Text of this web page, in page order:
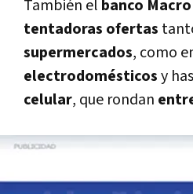
También el banco Macro
tentadoras ofertas
supermercados, como
electrodomésticosy
celular, que rondan